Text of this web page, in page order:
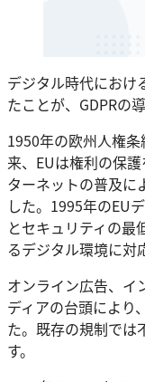
デジタル時代におけ
たことが、GDPRの
1950年の欧州人権
来、EUは権利の保
ターネットの普及に
した。1995年のEU
とセキュリティの最
るデジタル環境に対
オンライン広告、イ
ディアの台頭により
た。既存の規制では
す。